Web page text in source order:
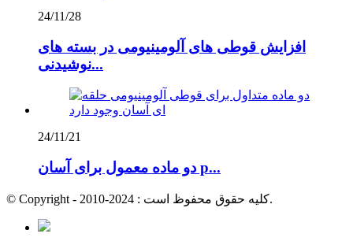
24/11/28
افزایش قوطی های آلومینیومی در بسته های
نوشیدنی...
24/11/21
دو ماده معمول برای آسان p...
© Copyright - 2010-2024 : کلیه حقوق محفوظ است.